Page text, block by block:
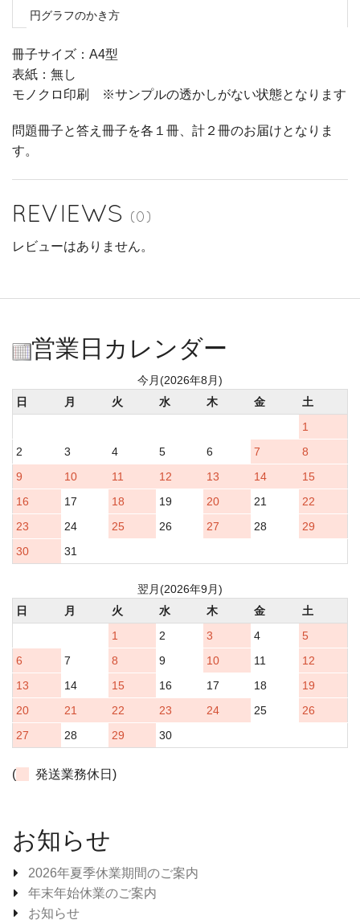
円グラフのかき方
冊子サイズ：A4型
表紙：無し
モノクロ印刷 ※サンプルの透かしがない状態となります
問題冊子と答え冊子を各１冊、計２冊のお届けとなりま
す。
REVIEWS (0)
レビューはありません。
営業日カレンダー
今月(2026年8月)
日
月 火 水 木 金
土
1
2
3 4 5 6 7
8
9
10 11 12 13 14
15
16
17 18 19 20 21
22
23
24 25 26 27 28
29
30
31
翌月(2026年9月)
日
月 火 水 木 金
土
1
2 3 4
5
6
7 8 9 10 11
12
13
14 15 16 17 18
19
20
21 22 23 24 25
26
27
28 29 30
( 発送業務休日)
お知らせ
2026年夏季休業期間のご案内
年末年始休業のご案内
お知らせ